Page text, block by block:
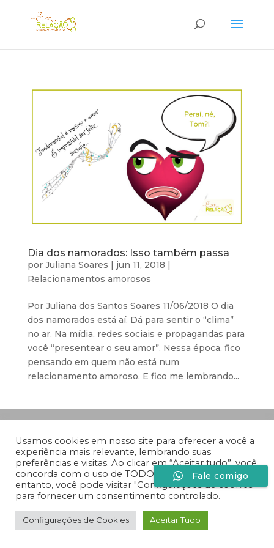
Dia dos namorados: Isso também passa
por Juliana Soares | jun 11, 2018 |
Relacionamentos amorosos
Por Juliana dos Santos Soares 11/06/2018 O dia
dos namorados está aí. Dá para sentir o “clima”
no ar. Na mídia, redes sociais e propagandas para
você “presentear o seu amor”. Nessa época, fico
pensando em quem não está num
relacionamento amoroso. E fico me lembrando...
Medida
Usamos cookies em nosso site para oferecer a você a
experiência mais relevante, lembrando suas
preferências e visitas. Ao clicar em “Aceitar tudo”, você
concorda com o uso de TODOS os cookies. No
entanto, você pode visitar "Configurações de cookies"
para fornecer um consentimento controlado.
Configurações de Cookies Aceitar Tudo
Fale comigo